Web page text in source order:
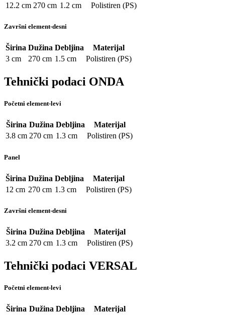
12.2 cm 270 cm 1.2 cm Polistiren (PS)
Završni element-desni
Širina Dužina Debljina
Materijal
3 cm
270 cm 1.5 cm Polistiren (PS)
Tehnički podaci ONDA
Početni element-levi
Širina Dužina Debljina
Materijal
3.8 cm 270 cm 1.3 cm Polistiren (PS)
Panel
Širina Dužina Debljina
Materijal
12 cm 270 cm 1.3 cm Polistiren (PS)
Završni element-desni
Širina Dužina Debljina
Materijal
3.2 cm 270 cm 1.3 cm Polistiren (PS)
Tehnički podaci VERSAL
Početni element-levi
Širina Dužina Debljina
Materijal